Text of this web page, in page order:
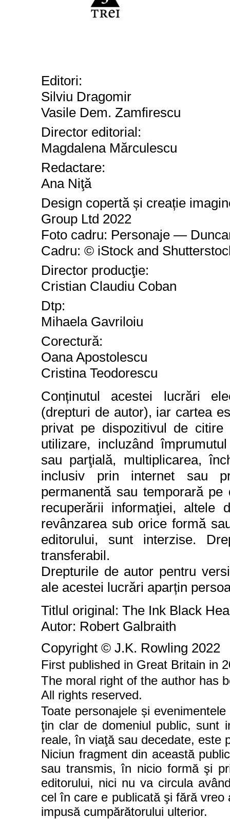
Editori:
Silviu Dragomir
Vasile Dem. Zamfirescu
Director editorial:
Magdalena Mărculescu
Redactare:
Ana Niţă
Design copertă și creație
Group Ltd 2022
Foto cadru: Personaje —
Cadru: © iStock and
Director producţie:
Cristian Claudiu Coban
Dtp:
Mihaela Gavriloiu
Corectură:
Oana Apostolescu
Cristina Teodorescu
Conținutul acestei lucrări
(drepturi de autor), iar cartea
privat pe dispozitivul de
utilizare, incluzând
sau parţială, multiplicarea,
inclusiv prin internet sau
permanentă sau temporară
recuperării informaţiei, altele
revânzarea sub orice formă
editorului, sunt interzise.
transferabil.
Drepturile de autor pentru
ale acestei lucrări aparțin
Titlul original: The Ink Black
Autor: Robert Galbraith
Copyright © J.K. Rowling 2022
First published in Great Britain in
The moral right of the author has
All rights reserved.
Toate personajele și
ţin clar de domeniul public, sunt
reale, în viaţă sau decedate, este
Niciun fragment din această
sau transmis, în nicio formă şi
editorului, nici nu va circula
cel în care e publicată şi fără
impusă cumpărătorului ulterior.